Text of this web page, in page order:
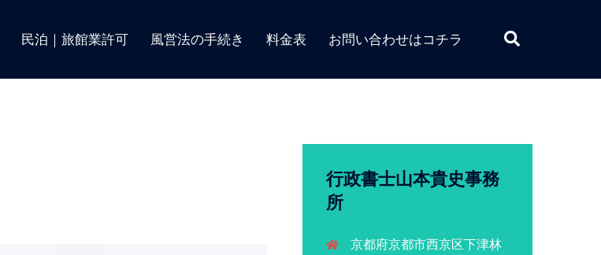
民泊｜旅館業許可 風営法の手続き 料金表 お問い合わせはコチラ
検
索
行政書士山本貴史事務
所
京都府京都市西京区下津林